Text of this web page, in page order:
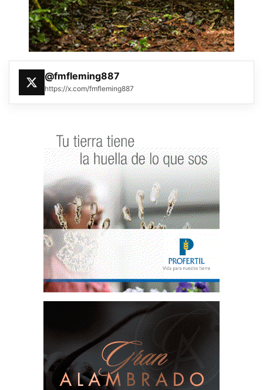
@fmfleming887
https://x.com/fmfleming887